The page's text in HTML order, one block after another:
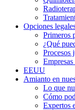
Opciones
Primeros
¿Qué
Procesos
EEUU
Amianto en
Lo que
Cómo
Expertos